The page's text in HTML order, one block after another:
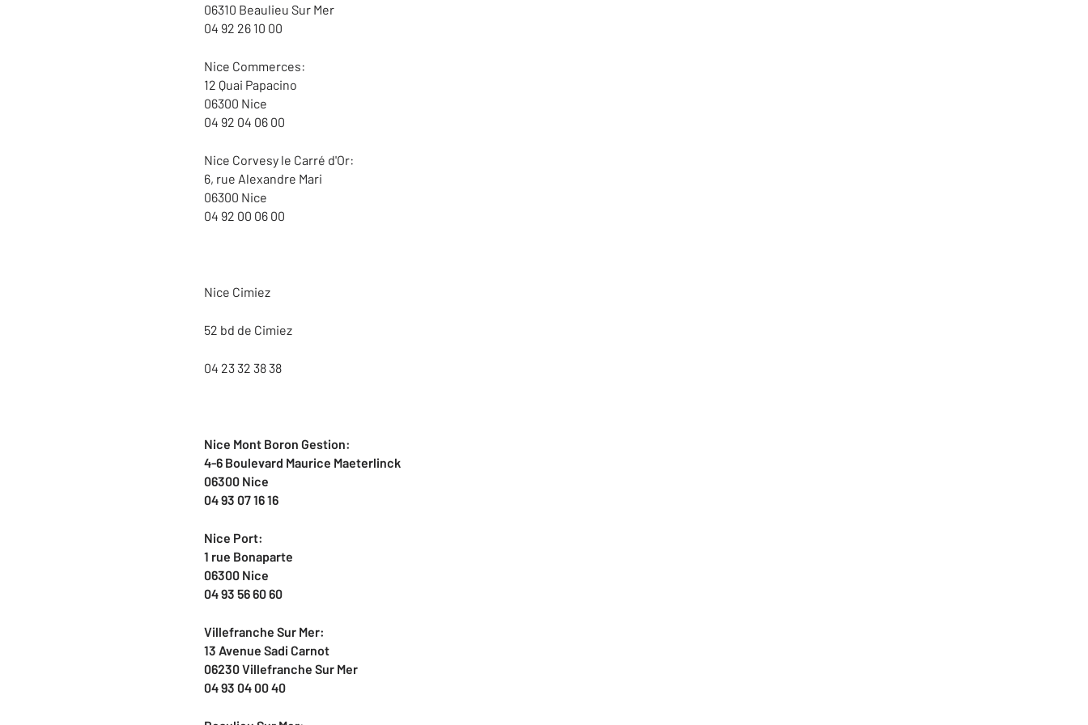
06310 Beaulieu Sur Mer
04 92 26 10 00
Nice Commerces:
12 Quai Papacino
06300 Nice
04 92 04 06 00
Nice Corvesy le Carré d'Or:
6, rue Alexandre Mari
06300 Nice
04 92 00 06 00
Nice Cimiez
52 bd de Cimiez
04 23 32 38 38
Nice Mont Boron Gestion:
4-6 Boulevard Maurice Maeterlinck
06300 Nice
04 93 07 16 16
Nice Port:
1 rue Bonaparte
06300 Nice
04 93 56 60 60
Villefranche Sur Mer:
13 Avenue Sadi Carnot
06230 Villefranche Sur Mer
04 93 04 00 40